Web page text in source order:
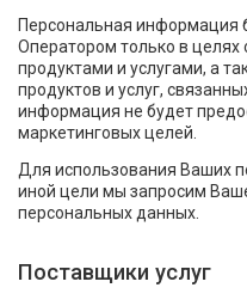
Персональная информация
Оператором только в целях
продуктами и услугами, а
продуктов и услуг,
информация не будет
маркетинговых целей.
Для использования Ваших
иной цели мы запросим
персональных данных.
Поставщики услуг